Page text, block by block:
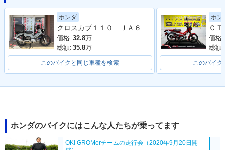
ホンダ
価格: 32.8万
総額: 35.8万
このバイクと同じ車種を検索
ホン
価格:
総額:
このバイ
ホンダのバイクにはこんな人たちが乗ってます
OKI GROMerチームの走行会（2020年9月20日開